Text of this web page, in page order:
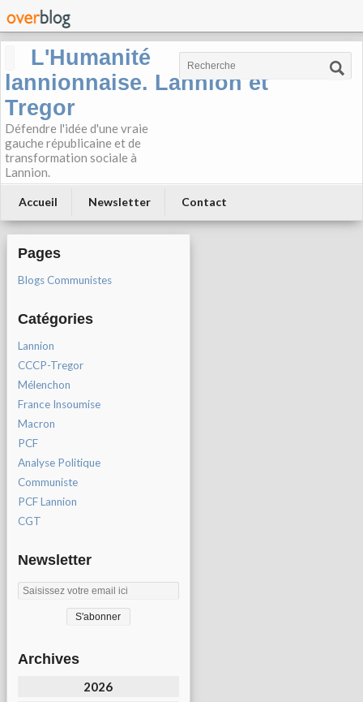
L'Humanité
lannionnaise. Lannion et
Tregor
Défendre l'idée d'une vraie
gauche républicaine et de
transformation sociale à
Lannion.
Accueil Newsletter Contact
Pages
Blogs Communistes
Catégories
Lannion
CCCP-Tregor
Mélenchon
France Insoumise
Macron
PCF
Analyse Politique
Communiste
PCF Lannion
CGT
Newsletter
Archives
2026